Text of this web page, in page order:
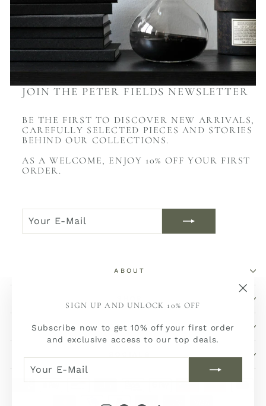
SIGN UP AND UNLOCK 10% OFF
Subscribe now to get 10% off your first order
and exclusive access to our top deals.
E-
MAIL
NOW
JOIN THE PETER FIELDS NEWSLETTER
BE THE FIRST TO DISCOVER NEW ARRIVALS,
CAREFULLY SELECTED PIECES AND STORIES
BEHIND OUR COLLECTIONS.
AS A WELCOME, ENJOY 10% OFF YOUR FIRST
ORDER.
E-
MAIL
NOW
ABOUT
SERVICE